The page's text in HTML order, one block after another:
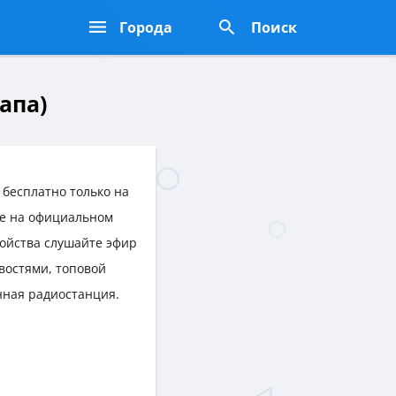
Города Поиск
только на
на официальном
слушайте эфир
топовой
радиостанция.